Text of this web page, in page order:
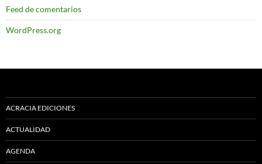
Feed de comentarios
WordPress.org
ACRACIA EDICIONES
ACTUALIDAD
AGENDA